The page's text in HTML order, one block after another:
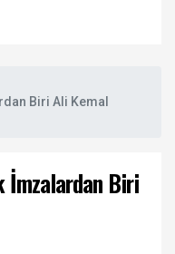
Biri Ali Kemal
İmzalardan Biri